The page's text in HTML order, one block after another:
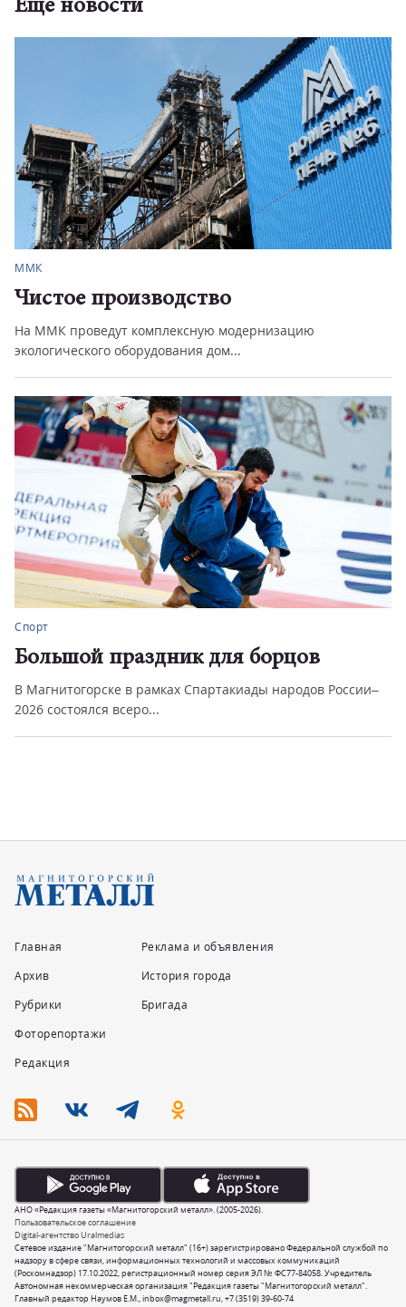
Еще новости
ММК
Чистое производство
На ММК проведут комплексную модернизацию
экологического оборудования дом...
Спорт
Большой праздник для борцов
В Магнитогорске в рамках Спартакиады народов России–
2026 состоялся всеро...
Главная
Архив
Рубрики
Фоторепортажи
Редакция
Реклама и объявления
История города
Бригада
Сетевое издание "Магнитогорский металл" (16+) зарегистрировано Федеральной службой по
надзору в сфере связи, информационных технологий и массовых коммуникаций
(Роскомнадзор) 17.10.2022, регистрационный номер серия ЭЛ № ФС77-84058. Учредитель
Автономная некоммерческая организация "Редакция газеты "Магнитогорский металл".
Главный редактор Наумов Е.М.,inbox@magmetall.ru,+7 (3519) 39-60-74
Пользовательское соглашение
Digital-агентство Uralmedias
АНО «Редакция газеты «Магнитогорский металл». (2005-2026).